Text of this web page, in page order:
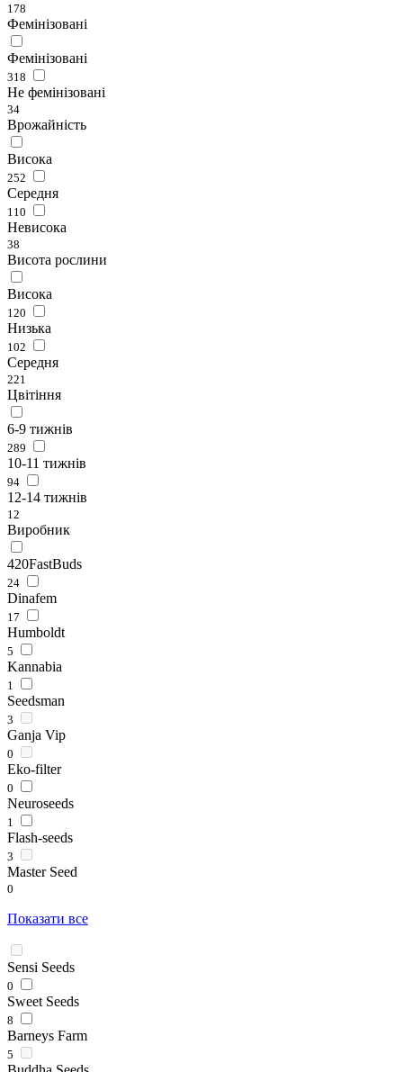
178
Фемінізовані
Фемінізовані
318
Не фемінізовані
34
Врожайність
Висока
252
Середня
110
Невисока
38
Висота рослини
Висока
120
Низька
102
Середня
221
Цвітіння
6-9 тижнів
289
10-11 тижнів
94
12-14 тижнів
12
Виробник
420FastBuds
24
Dinafem
17
Humboldt
5
Kannabia
1
Seedsman
3
Ganja Vip
0
Eko-filter
0
Neuroseeds
1
Flash-seeds
3
Master Seed
0
Показати все
Sensi Seeds
0
Sweet Seeds
8
Barneys Farm
5